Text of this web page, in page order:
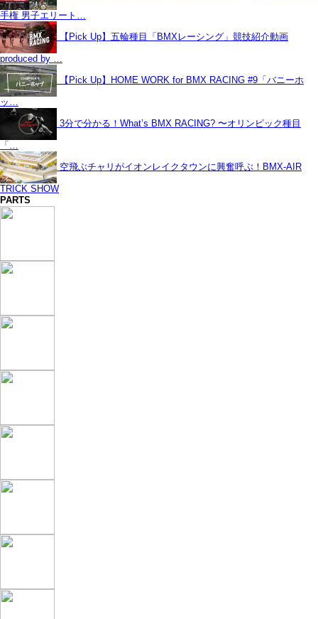
手権 男子エリート…
【Pick Up】五輪種目「BMXレーシング」競技紹介動画
produced by …
【Pick Up】HOME WORK for BMX RACING #9「バニーホ
ッ…
3分で分かる！What’s BMX RACING? 〜オリンピック種目
「…
空飛ぶチャリがイオンレイクタウンに興奮呼ぶ！BMX-AIR
TRICK SHOW
PARTS